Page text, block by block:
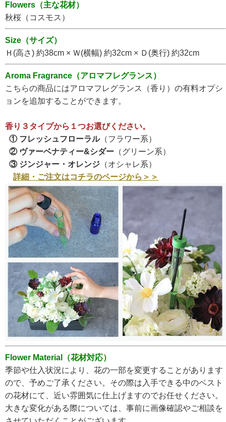
Flowers（主な花材）
秋桜（コスモス）
Size（サイズ）
Ｈ(高さ) 約38cm × Ｗ(横幅) 約32cm × Ｄ(奥行) 約32cm
Aroma Fragrance（アロマフレグランス）
こちらの商品にはアロマフレグランス（香り）の有料オプシ
ョンを追加することができます。
香り３タイプから１つお選びください。
① フレッシュフローラル（フラワー系）
② ヴァーベナティー&シダー （グリーン系）
③ ジンジャー・オレンジ （オシャレ系）
詳細・ご注文はコチラのページから＞＞
Flower Material（花材対応）
季節や仕入状況により、花の一部を変更することがあります
ので、予めご了承ください。その際は入手できる中のベスト
の花材にて、近い雰囲気に仕上げますのでお任せください。
大きな変化がある際については、事前に画像確認やご相談を